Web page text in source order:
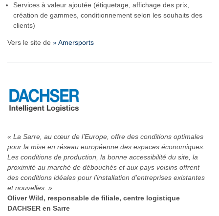
Services à valeur ajoutée (étiquetage, affichage des prix,
création de gammes, conditionnement selon les souhaits des
clients)
Vers le site de » Amersports
« La Sarre, au cœur de l’Europe, offre des conditions optimales
pour la mise en réseau européenne des espaces économiques.
Les conditions de production, la bonne accessibilité du site, la
proximité au marché de débouchés et aux pays voisins offrent
des conditions idéales pour l’installation d’entreprises existantes
et nouvelles. »
Oliver Wild, responsable de filiale, centre logistique
DACHSER en Sarre